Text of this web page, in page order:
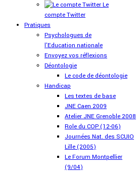
Le
compte Twitter
Pratiques
Psychologues de
l'Education nationale
Envoyez vos réflexions
Déontologie
Le code de déontologie
Handicap
Les textes de base
JNE Caen 2009
Atelier JNE Grenoble 2008
Role du COP (12-06)
Journées Nat. des SCUIO
Lille (2005)
Le Forum Montpellier
(9/04)